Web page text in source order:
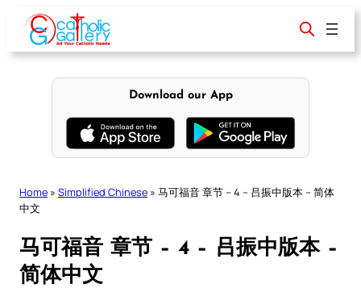
content
Download our App
Home » Simplified Chinese » 马可福音 章节 – 4 – 吕振中版本 – 简体
中文
马可福音 章节 – 4 – 吕振中版本 –
简体中文